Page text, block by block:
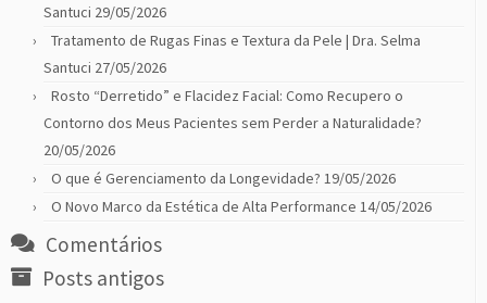
Santuci 29/05/2026
Tratamento de Rugas Finas e Textura da Pele | Dra. Selma
Santuci 27/05/2026
Rosto “Derretido” e Flacidez Facial: Como Recupero o
Contorno dos Meus Pacientes sem Perder a Naturalidade?
20/05/2026
O que é Gerenciamento da Longevidade? 19/05/2026
O Novo Marco da Estética de Alta Performance 14/05/2026
Comentários
Posts antigos